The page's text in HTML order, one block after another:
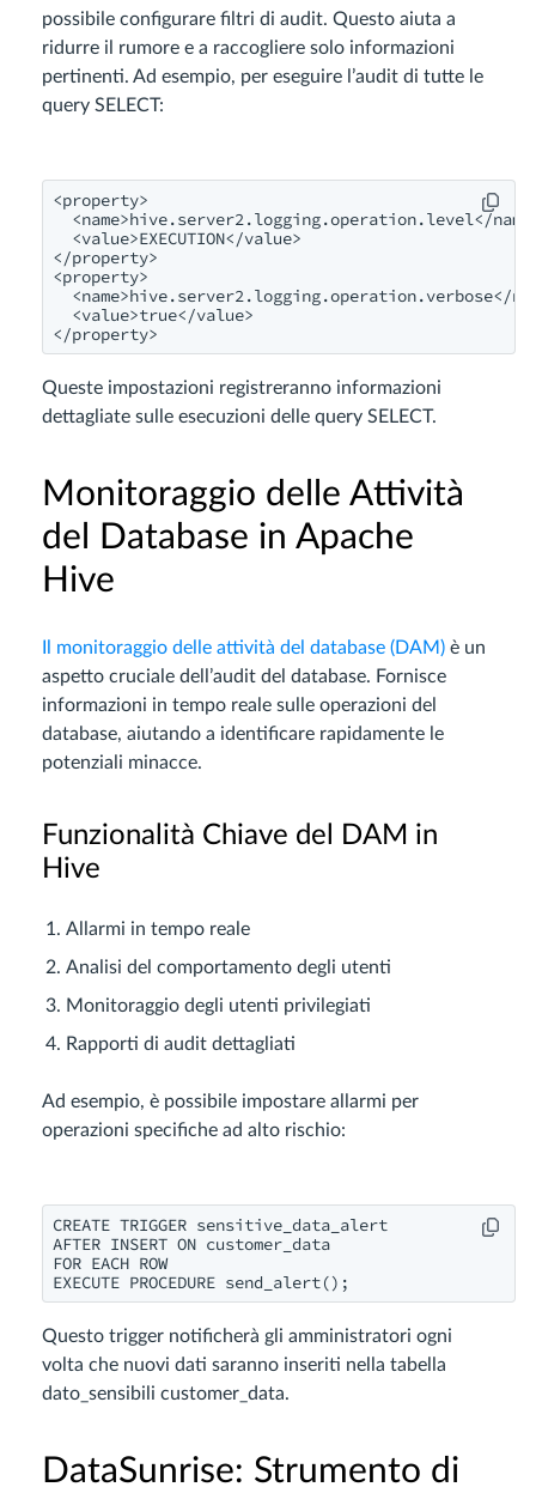
possibile configurare filtri di audit. Questo aiuta a
ridurre il rumore e a raccogliere solo informazioni
pertinenti. Ad esempio, per eseguire l’audit di tutte le
query SELECT:
<property>
<name>hive.server2.logging.operation.level</
  <value>EXECUTION</value>
</property>
<property>
<name>hive.server2.logging.operation.verbose</
  <value>true</value>
</property>
Queste impostazioni registreranno informazioni
dettagliate sulle esecuzioni delle query SELECT.
Monitoraggio delle Attività
del Database in Apache
Hive
Il monitoraggio delle attività del database (DAM) è un
aspetto cruciale dell’audit del database. Fornisce
informazioni in tempo reale sulle operazioni del
database, aiutando a identificare rapidamente le
potenziali minacce.
Funzionalità Chiave del DAM in
Hive
Allarmi in tempo reale
Analisi del comportamento degli utenti
Monitoraggio degli utenti privilegiati
Rapporti di audit dettagliati
Ad esempio, è possibile impostare allarmi per
operazioni specifiche ad alto rischio:
CREATE TRIGGER sensitive_data_alert
AFTER INSERT ON customer_data
FOR EACH ROW
EXECUTE PROCEDURE send_alert();
Questo trigger notificherà gli amministratori ogni
volta che nuovi dati saranno inseriti nella tabella
dato_sensibili customer_data.
DataSunrise: Strumento di